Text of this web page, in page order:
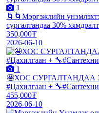
1
🌀🌀Мэргэжлийн
сургалтандаа 30%
350,000₮
2026-06-10
1
🤩ХОС СУРГАЛТАНДАА
#Цахилгаан +
455,000₮
2026-06-10